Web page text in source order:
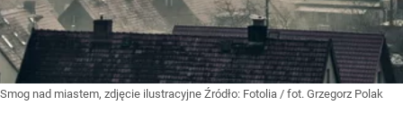
Smog nad miastem, zdjęcie ilustracyjne Źródło: Fotolia / fot. Grzegorz Polak